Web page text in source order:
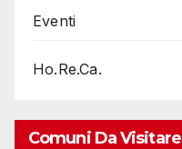
Eventi
Ho.Re.Ca.
Comuni Da Visitare